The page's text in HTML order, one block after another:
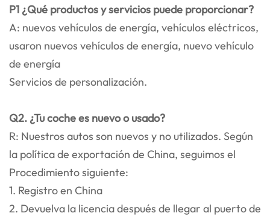
P1 ¿Qué productos y servicios puede proporcionar?
A: nuevos vehículos de energía, vehículos eléctricos,
usaron nuevos vehículos de energía, nuevo vehículo
de energía
Servicios de personalización.
Q2. ¿Tu coche es nuevo o usado?
R: Nuestros autos son nuevos y no utilizados. Según
la política de exportación de China, seguimos el
Procedimiento siguiente:
1. Registro en China
2. Devuelva la licencia después de llegar al puerto de